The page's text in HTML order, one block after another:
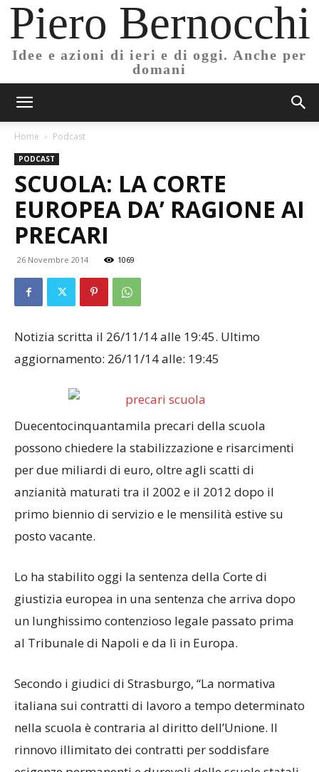
Piero Bernocchi
Idee e azioni di ieri e di oggi. Anche per
domani
Home Podcast
PODCAST
SCUOLA: LA CORTE
EUROPEA DA’ RAGIONE AI
PRECARI
26 Novembre 2014 1069
Notizia scritta il 26/11/14 alle 19:45. Ultimo
aggiornamento: 26/11/14 alle: 19:45
Duecentocinquantamila precari della scuola
possono chiedere la stabilizzazione e risarcimenti
per due miliardi di euro, oltre agli scatti di
anzianità maturati tra il 2002 e il 2012 dopo il
primo biennio di servizio e le mensilità estive su
posto vacante.
Lo ha stabilito oggi la sentenza della Corte di
giustizia europea in una sentenza che arriva dopo
un lunghissimo contenzioso legale passato prima
al Tribunale di Napoli e da lì in Europa.
Secondo i giudici di Strasburgo, “La normativa
italiana sui contratti di lavoro a tempo determinato
nella scuola è contraria al diritto dell’Unione. Il
rinnovo illimitato dei contratti per soddisfare